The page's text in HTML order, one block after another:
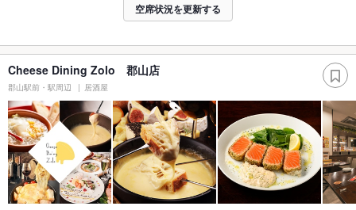
空席状況を更新する
Cheese Dining Zolo 郡山店
郡山駅前・駅周辺 居酒屋